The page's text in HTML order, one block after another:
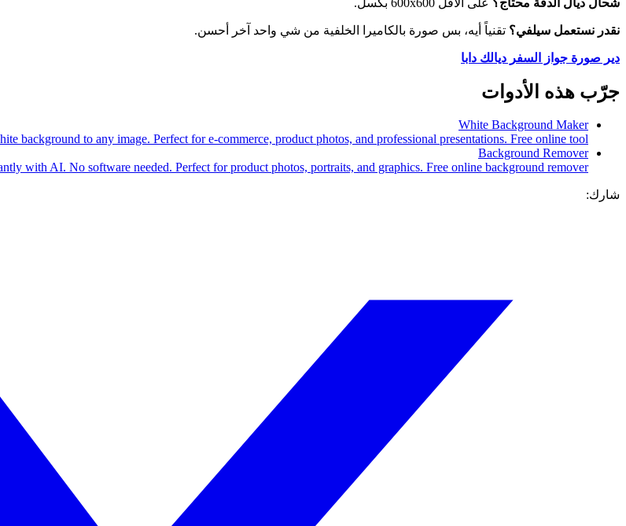
نقدر نستعمل سيلفي؟ تقنياً أيه، بس صورة بالكاميرا الخلفية من شي واحد آخر أحسن.
دير صورة جواز السفر ديالك دابا
جرّب هذه الأدوات
White Background Maker
background to any image. Perfect for e-commerce, product photos, and professional presentations. Free online tool.
Background Remover
with AI. No software needed. Perfect for product photos, portraits, and graphics. Free online background remover.
شارك: